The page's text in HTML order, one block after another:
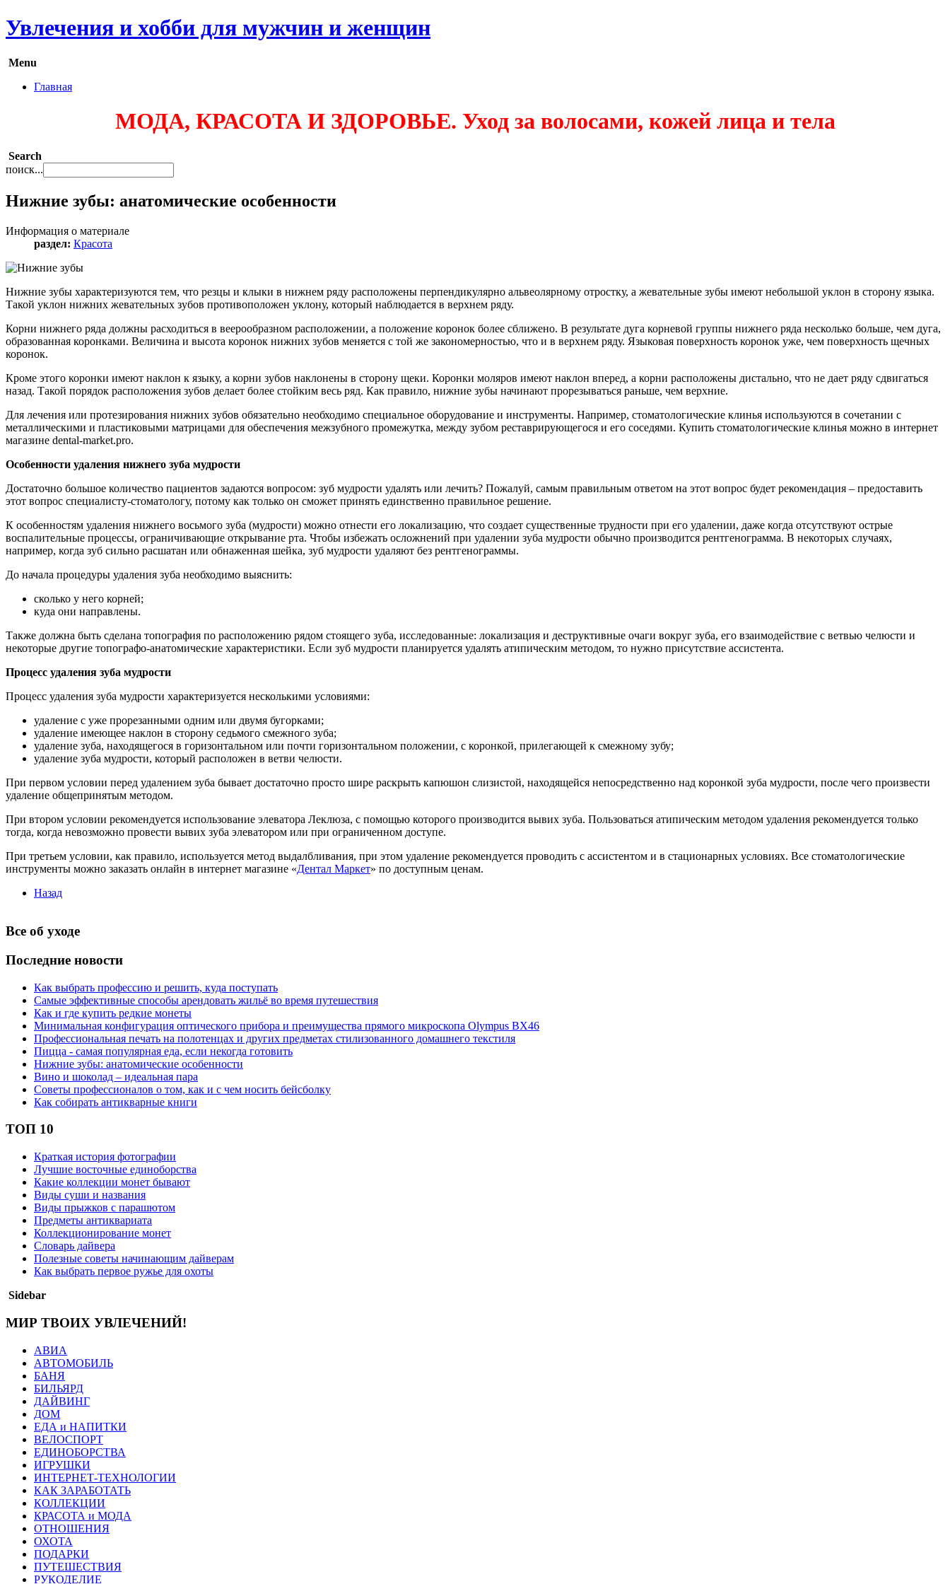
Увлечения и хобби для мужчин и женщин
Menu
Главная
МОДА, КРАСОТА И ЗДОРОВЬЕ. Уход за волосами, кожей лица и тела
Search
поиск...
Нижние зубы: анатомические особенности
Информация о материале
раздел: Красота
Нижние зубы характеризуются тем, что резцы и клыки в нижнем ряду расположены перпендикулярно альвеолярному отростку, а жевательные зубы имеют небольшой уклон в сторону языка.
Такой уклон нижних жевательных зубов противоположен уклону, который наблюдается в верхнем ряду.
Корни нижнего ряда должны расходиться в веерообразном расположении, а положение коронок более сближено. В результате дуга корневой группы нижнего ряда несколько больше, чем дуга,
образованная коронками. Величина и высота коронок нижних зубов меняется с той же закономерностью, что и в верхнем ряду. Языковая поверхность коронок уже, чем поверхность щечных
коронок.
Кроме этого коронки имеют наклон к языку, а корни зубов наклонены в сторону щеки. Коронки моляров имеют наклон вперед, а корни расположены дистально, что не дает ряду сдвигаться
назад. Такой порядок расположения зубов делает более стойким весь ряд. Как правило, нижние зубы начинают прорезываться раньше, чем верхние.
Для лечения или протезирования нижних зубов обязательно необходимо специальное оборудование и инструменты. Например, стоматологические клинья используются в сочетании с
металлическими и пластиковыми матрицами для обеспечения межзубного промежутка, между зубом реставрирующегося и его соседями. Купить стоматологические клинья можно в интернет
магазине dental-market.pro.
Особенности удаления нижнего зуба мудрости
Достаточно большое количество пациентов задаются вопросом: зуб мудрости удалять или лечить? Пожалуй, самым правильным ответом на этот вопрос будет рекомендация – предоставить
этот вопрос специалисту-стоматологу, потому как только он сможет принять единственно правильное решение.
К особенностям удаления нижнего восьмого зуба (мудрости) можно отнести его локализацию, что создает существенные трудности при его удалении, даже когда отсутствуют острые
воспалительные процессы, ограничивающие открывание рта. Чтобы избежать осложнений при удалении зуба мудрости обычно производится рентгенограмма. В некоторых случаях,
например, когда зуб сильно расшатан или обнаженная шейка, зуб мудрости удаляют без рентгенограммы.
До начала процедуры удаления зуба необходимо выяснить:
сколько у него корней;
куда они направлены.
Также должна быть сделана топография по расположению рядом стоящего зуба, исследованные: локализация и деструктивные очаги вокруг зуба, его взаимодействие с ветвью челюсти и
некоторые другие топографо-анатомические характеристики. Если зуб мудрости планируется удалять атипическим методом, то нужно присутствие ассистента.
Процесс удаления зуба мудрости
Процесс удаления зуба мудрости характеризуется несколькими условиями:
удаление с уже прорезанными одним или двумя бугорками;
удаление имеющее наклон в сторону седьмого смежного зуба;
удаление зуба, находящегося в горизонтальном или почти горизонтальном положении, с коронкой, прилегающей к смежному зубу;
удаление зуба мудрости, который расположен в ветви челюсти.
При первом условии перед удалением зуба бывает достаточно просто шире раскрыть капюшон слизистой, находящейся непосредственно над коронкой зуба мудрости, после чего произвести
удаление общепринятым методом.
При втором условии рекомендуется использование элеватора Леклюза, с помощью которого производится вывих зуба. Пользоваться атипическим методом удаления рекомендуется только
тогда, когда невозможно провести вывих зуба элеватором или при ограниченном доступе.
При третьем условии, как правило, используется метод выдалбливания, при этом удаление рекомендуется проводить с ассистентом и в стационарных условиях. Все стоматологические
инструменты можно заказать онлайн в интернет магазине «Дентал Маркет» по доступным ценам.
Назад
Все об уходе
Последние новости
Как выбрать профессию и решить, куда поступать
Самые эффективные способы арендовать жильё во время путешествия
Как и где купить редкие монеты
Минимальная конфигурация оптического прибора и преимущества прямого микроскопа Olympus BX46
Профессиональная печать на полотенцах и других предметах стилизованного домашнего текстиля
Пицца - самая популярная еда, если некогда готовить
Нижние зубы: анатомические особенности
Вино и шоколад – идеальная пара
Советы профессионалов о том, как и с чем носить бейсболку
Как собирать антикварные книги
ТОП 10
Краткая история фотографии
Лучшие восточные единоборства
Какие коллекции монет бывают
Виды суши и названия
Виды прыжков с парашютом
Предметы антиквариата
Коллекционирование монет
Словарь дайвера
Полезные советы начинающим дайверам
Как выбрать первое ружье для охоты
Sidebar
МИР ТВОИХ УВЛЕЧЕНИЙ!
АВИА
АВТОМОБИЛЬ
БАНЯ
БИЛЬЯРД
ДАЙВИНГ
ДОМ
ЕДА и НАПИТКИ
ВЕЛОСПОРТ
ЕДИНОБОРСТВА
ИГРУШКИ
ИНТЕРНЕТ-ТЕХНОЛОГИИ
КАК ЗАРАБОТАТЬ
КОЛЛЕКЦИИ
КРАСОТА и МОДА
ОТНОШЕНИЯ
ОХОТА
ПОДАРКИ
ПУТЕШЕСТВИЯ
РУКОДЕЛИЕ